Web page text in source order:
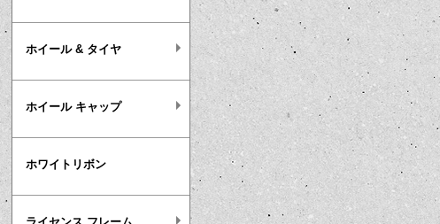
ホイール & タイヤ
ホイール キャップ
ホワイトリボン